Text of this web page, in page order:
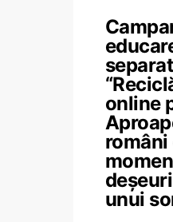
online
români
unui